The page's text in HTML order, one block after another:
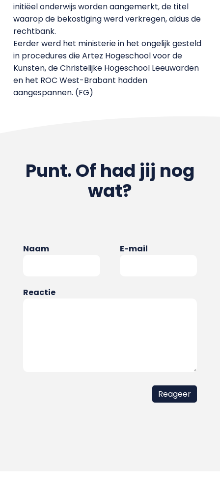
initiëel onderwijs worden aangemerkt, de titel
waarop de bekostiging werd verkregen, aldus de
rechtbank.
Eerder werd het ministerie in het ongelijk gesteld
in procedures die Artez Hogeschool voor de
Kunsten, de Christelijke Hogeschool Leeuwarden
en het ROC West-Brabant hadden
aangespannen. (FG)
Punt. Of had jij nog
wat?
Naam E-mail
Reactie